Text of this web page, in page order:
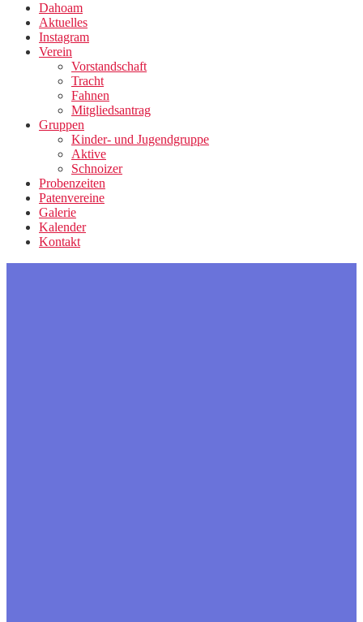
Dahoam
Aktuelles
Instagram
Verein
Vorstandschaft
Tracht
Fahnen
Mitgliedsantrag
Gruppen
Kinder- und Jugendgruppe
Aktive
Schnoizer
Probenzeiten
Patenvereine
Galerie
Kalender
Kontakt